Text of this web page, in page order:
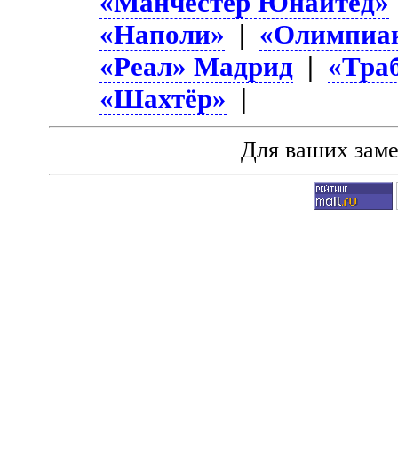
«Наполи» |
«Реал» Мадрид |
«Шахтёр» |
Для ваших